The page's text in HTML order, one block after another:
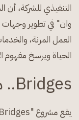
التنفيذي للشركة،
وان" في تطوير وجهات
العمل المرنة،
الحياة ويرسخ مفهوم
Bridges.. مركز للأعمال والضيافة